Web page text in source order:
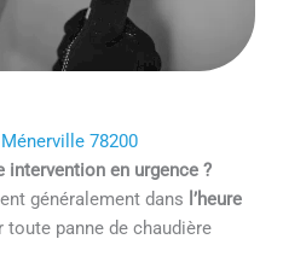
78200
intervention en urgence ?
généralement dans l’heure
panne de chaudière